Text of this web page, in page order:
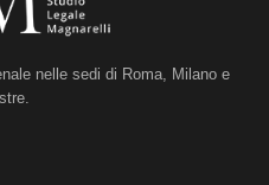
nelle sedi di Roma, Milano e